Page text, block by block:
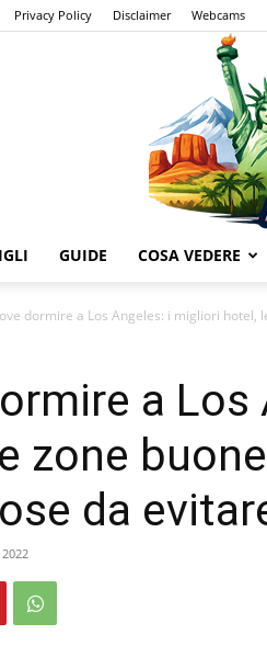
Privacy Policy Disclaimer Webcams
GUIDE COSA VEDERE
dormire a Los Angeles: i migliori hotel,
a
zone
da